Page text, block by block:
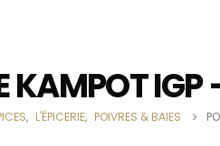
KAMPOT
, L'ÉPICERIE, POIVRES & BAIES